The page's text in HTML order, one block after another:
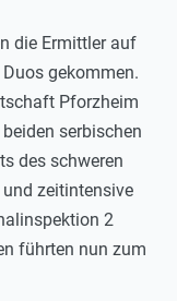
die Ermittler auf
gekommen.
Pforzheim
serbischen
des schweren
zeitintensive
2
führten nun zum